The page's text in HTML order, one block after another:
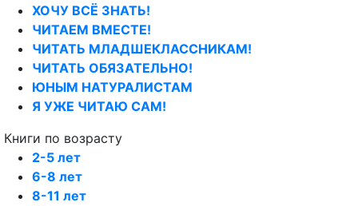
ХОЧУ ВСЁ ЗНАТЬ!
ЧИТАЕМ ВМЕСТЕ!
ЧИТАТЬ МЛАДШЕКЛАССНИКАМ!
ЧИТАТЬ ОБЯЗАТЕЛЬНО!
ЮНЫМ НАТУРАЛИСТАМ
Я УЖЕ ЧИТАЮ САМ!
Книги по возрасту
2-5 лет
6-8 лет
8-11 лет